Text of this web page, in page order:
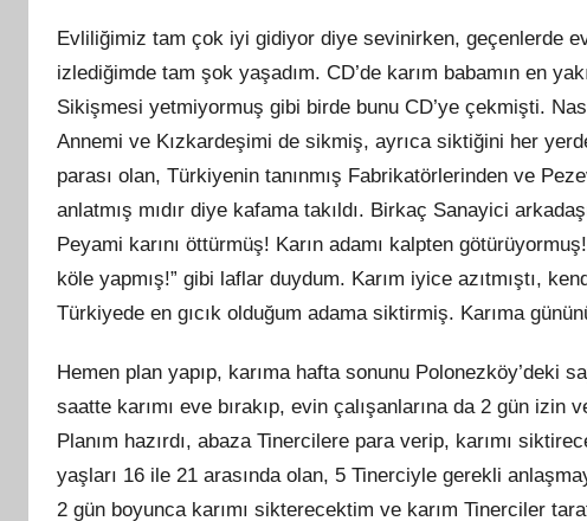
Evliliğimiz tam çok iyi gidiyor diye sevinirken, geçenlerde
izlediğimde tam şok yaşadım. CD’de karım babamın en
Sikişmesi yetmiyormuş gibi birde bunu CD’ye çekmişti.
Annemi ve Kızkardeşimi de sikmiş, ayrıca siktiğini her
parası olan, Türkiyenin tanınmış Fabrikatörlerinden ve
anlatmış mıdır diye kafama takıldı. Birkaç Sanayici
Peyami karını öttürmüş! Karın adamı kalpten
köle yapmış!” gibi laflar duydum. Karım iyice azıtmıştı,
Türkiyede en gıcık olduğum adama siktirmiş. Karıma
Hemen plan yapıp, karıma hafta sonunu
saatte karımı eve bırakıp, evin çalışanlarına da 2 gün izin
Planım hazırdı, abaza Tinercilere para verip, karımı
yaşları 16 ile 21 arasında olan, 5 Tinerciyle gerekli
2 gün boyunca karımı sikterecektim ve karım Tinerciler